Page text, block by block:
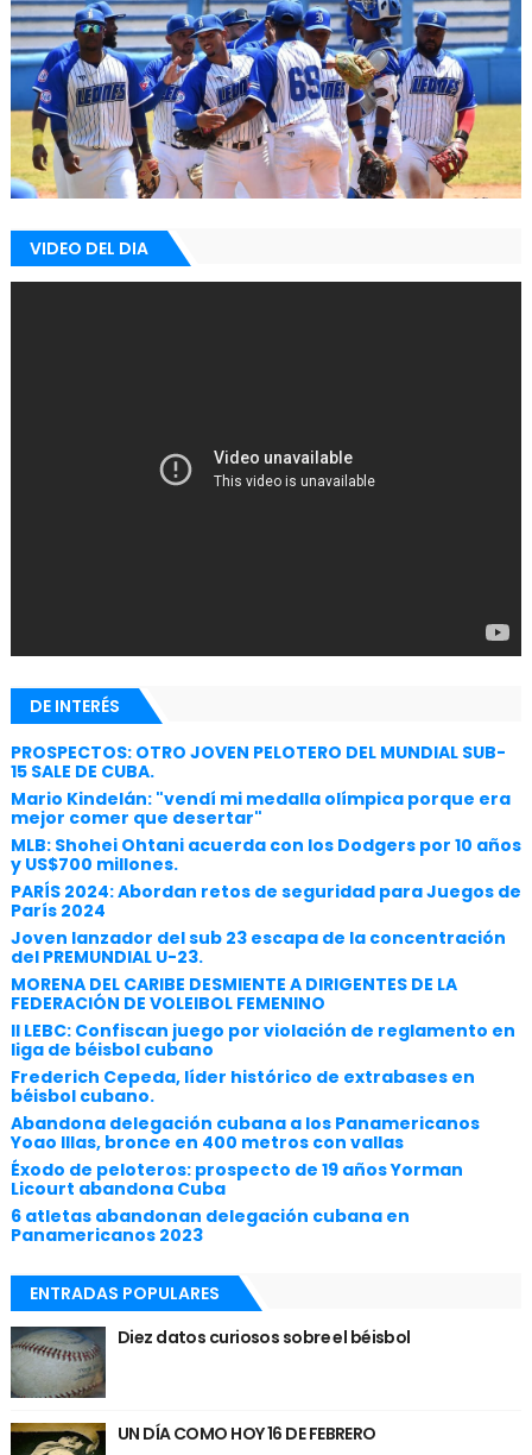
VIDEO DEL DIA
DE INTERÉS
PROSPECTOS: OTRO JOVEN PELOTERO DEL MUNDIAL SUB-
15 SALE DE CUBA.
Mario Kindelán: "vendí mi medalla olímpica porque era
mejor comer que desertar"
MLB: Shohei Ohtani acuerda con los Dodgers por 10 años
y US$700 millones.
PARÍS 2024: Abordan retos de seguridad para Juegos de
París 2024
Joven lanzador del sub 23 escapa de la concentración
del PREMUNDIAL U-23.
MORENA DEL CARIBE DESMIENTE A DIRIGENTES DE LA
FEDERACIÓN DE VOLEIBOL FEMENINO
II LEBC: Confiscan juego por violación de reglamento en
liga de béisbol cubano
Frederich Cepeda, líder histórico de extrabases en
béisbol cubano.
Abandona delegación cubana a los Panamericanos
Yoao Illas, bronce en 400 metros con vallas
Éxodo de peloteros: prospecto de 19 años Yorman
Licourt abandona Cuba
6 atletas abandonan delegación cubana en
Panamericanos 2023
ENTRADAS POPULARES
Diez datos curiosos sobre el béisbol
UN DÍA COMO HOY 16 DE FEBRERO